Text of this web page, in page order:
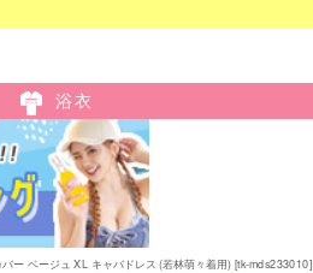
浴衣
ー ベージュ XL キャバドレス (若林萌々着用) [tk-mds233010]